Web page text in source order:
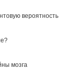
вероятность
мозга